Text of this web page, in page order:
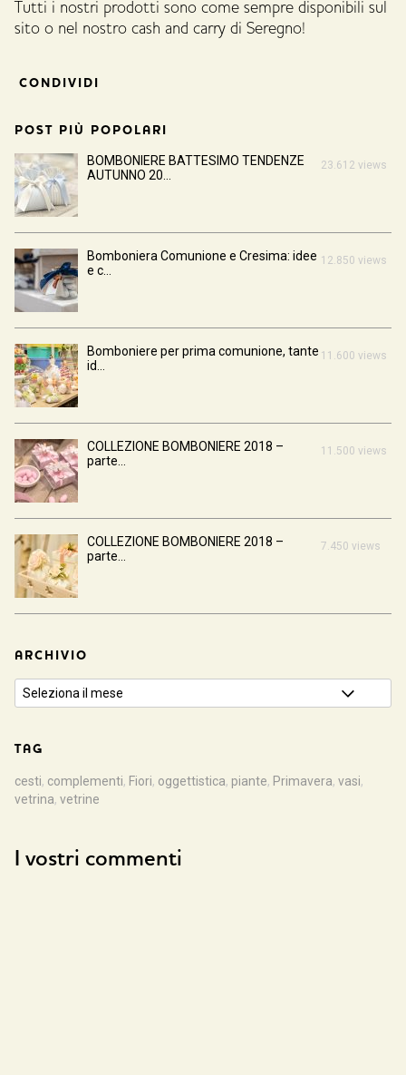
Tutti i nostri prodotti sono come sempre disponibili sul
sito o nel nostro cash and carry di Seregno!
CONDIVIDI
POST PIÙ POPOLARI
BOMBONIERE BATTESIMO TENDENZE
AUTUNNO 20...
23.612 views
Bomboniera Comunione e Cresima: idee
e c...
12.850 views
Bomboniere per prima comunione, tante
id...
11.600 views
COLLEZIONE BOMBONIERE 2018 –
parte...
11.500 views
COLLEZIONE BOMBONIERE 2018 –
parte...
7.450 views
ARCHIVIO
TAG
cesti, complementi, Fiori, oggettistica, piante, Primavera, vasi,
vetrina, vetrine
I vostri commenti